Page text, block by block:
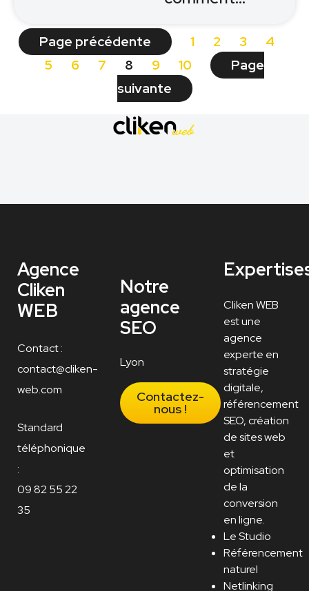
Page précédente 1 2 3
4
5
6 7 8 9 10
Page
suivante
Agence
Cliken
WEB
Contact :
contact@cliken-
web.com
Standard
téléphonique
:
09 82 55 22
35
Notre
agence
SEO
Lyon
Contactez-
nous !
Cliken WEB
est une
agence
experte en
stratégie
digitale,
référencement
SEO, création
de sites web
et
optimisation
de la
conversion
en ligne.
Le Studio
Référencement
naturel
Netlinking